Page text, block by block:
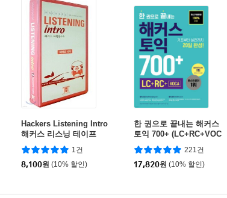
Hackers Listening Intro
해커스 리스닝 테이프
1건
8,100원 (10% 할인)
한 권으로 끝내는 해커스
토익 700+ (LC+RC+VOC
A)
221건
17,820원 (10% 할인)